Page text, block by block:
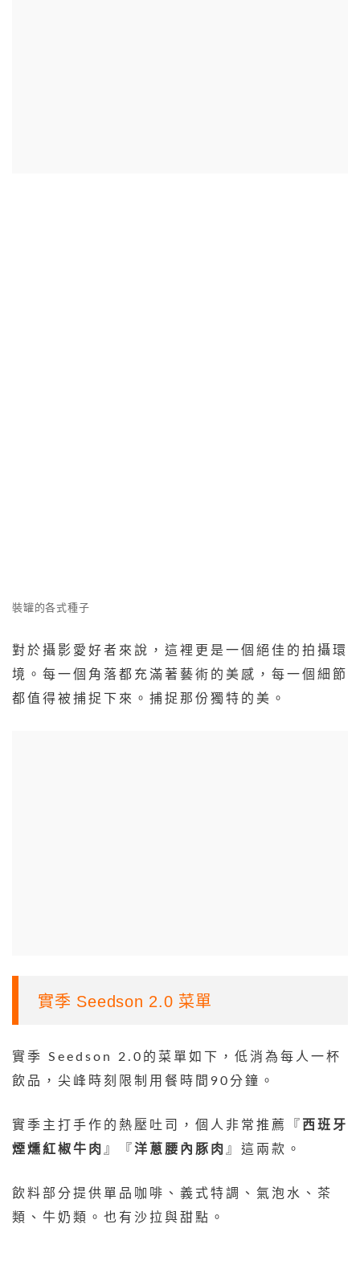
裝罐的各式種子
對於攝影愛好者來說，這裡更是一個絕佳的拍攝環
境。每一個角落都充滿著藝術的美感，每一個細節
都值得被捕捉下來。捕捉那份獨特的美。
實季 Seedson 2.0 菜單
實季 Seedson 2.0的菜單如下，低消為每人一杯
飲品，尖峰時刻限制用餐時間90分鐘。
實季主打手作的熱壓吐司，個人非常推薦『 西班牙
煙燻紅椒牛肉 』『 洋蔥腰內豚肉 』這兩款。
飲料部分提供單品咖啡、義式特調、氣泡水、茶
類、牛奶類。也有沙拉與甜點。